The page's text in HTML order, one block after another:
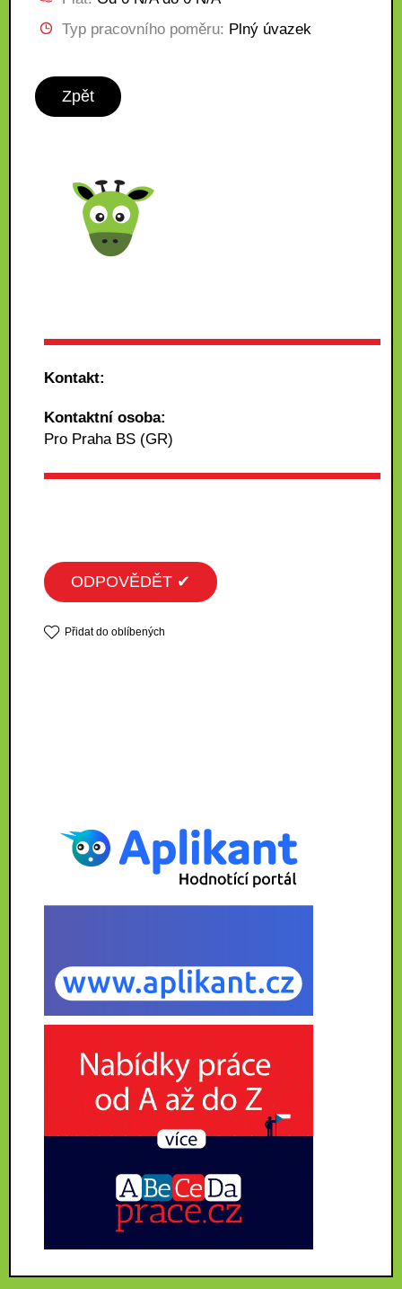
Typ pracovního poměru: Plný úvazek
Zpět
Kontakt:
Kontaktní osoba:
Pro Praha BS (GR)
ODPOVĚDĚT ✔
Přidat do oblíbených